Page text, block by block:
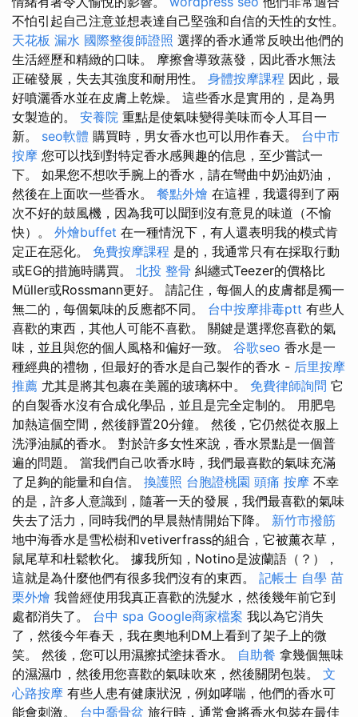
不怕引起自己注意並想表達自己堅強和自信的天性的女性。
天花板 漏水 國際整復師證照 選擇的香水通常反映出他們的
生活經歷和精緻的口味。 摩擦會導致蒸發，因此香水無法
正確發展，失去其強度和耐用性。 身體按摩課程 因此，最
好噴灑香水並在皮膚上乾燥。 這些香水是實用的，是為男
女製造的。 安養院 重點是使氣味變得美味而令人耳目一
新。 seo軟體 購買時，男女香水也可以用作春天。 台中市
按摩 您可以找到對特定香水感興趣的信息，至少嘗試一
下。 如果您不想吹手腕上的香水，請在彎曲中奶油奶油，
然後在上面吹一些香水。 餐點外燴 在這裡，我還得到了兩
次不好的鼓風機，因為我可以聞到沒有意見的味道（不愉
快）。 外燴buffet 在一種情況下，有人還表明我的模式肯
定正在惡化。 免費按摩課程 是的，我通常只有在採取行動
或EG的措施時購買。 北投 整骨 糾纏式Teezer的價格比
Müller或Rossmann更好。 請記住，每個人的皮膚都是獨一
無二的，每個氣味的反應都不同。 台中按摩排毒ptt 有些人
喜歡的東西，其他人可能不喜歡。 關鍵是選擇您喜歡的氣
味，並且與您的個人風格和偏好一致。 谷歌seo 香水是一
種經典的禮物，但最好的香水是自己製作的香水 - 后里按摩
推薦 尤其是將其包裹在美麗的玻璃杯中。 免費律師詢問 它
的自製香水沒有合成化學品，並且是完全定制的。 用肥皂
加熱這個空間，然後靜置20分鐘。 然後，它仍然從衣服上
洗淨油膩的香水。 對於許多女性來說，香水景點是一個普
遍的問題。 當我們自己吹香水時，我們最喜歡的氣味充滿
了足夠的能量和自信。 換護照 台胞證桃園 頭痛 按摩 不幸
的是，許多人意識到，隨著一天的發展，我們最喜歡的氣味
失去了活力，同時我們的早晨熱情開始下降。 新竹市撥筋
地中海香水是雪松樹和vetiverfrass的組合，它被薰衣草，
鼠尾草和杜鬆軟化。 據我所知，Notino是波蘭語（？），
這就是為什麼他們有很多我們沒有的東西。 記帳士 自學 苗
栗外燴 我曾經使用我真正喜歡的洗髮水，然後幾年前它到
處都消失了。 台中 spa Google商家檔案 我以為它消失
了，然後今年春天，我在奧地利DM上看到了架子上的微
笑。 然後，您可以用濕擦拭塗抹香水。 自助餐 拿幾個無味
的濕濕巾，然後用您喜歡的氣味吹來，然後關閉包裝。 文
心路按摩 有些人患有健康狀況，例如哮喘，他們的香水可
能會刺激。 台中喬骨盆 旅行時，通常會將香水包裝在最佳